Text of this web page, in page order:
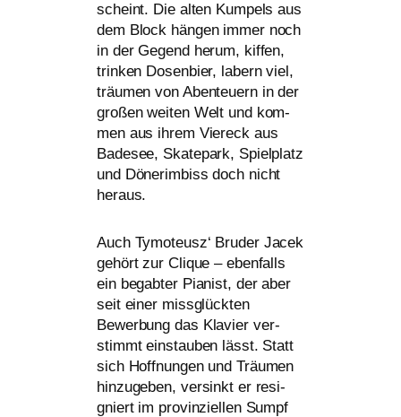
scheint. Die alten Kumpels aus
dem Block hän­gen immer noch
in der Gegend her­um, kif­fen,
trin­ken Dosenbier, labern viel,
träu­men von Abenteuern in der
gro­ßen wei­ten Welt und kom­
men aus ihrem Viereck aus
Badesee, Skatepark, Spielplatz
und Dönerimbiss doch nicht
heraus.
Auch Tymoteusz‘ Bruder Jacek
gehört zur Clique – eben­falls
ein begab­ter Pianist, der aber
seit einer miss­glück­ten
Bewerbung das Klavier ver­
stimmt ein­stau­ben lässt. Statt
sich Hoffnungen und Träumen
hin­zu­ge­ben, ver­sinkt er resi­
gniert im pro­vin­zi­el­len Sumpf